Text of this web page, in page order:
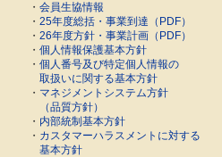
・ 会員生協情報
・ 25年度総括・事業到達（PDF）
・ 26年度方針・事業計画（PDF）
・ 個人情報保護基本方針
・ 個人番号及び特定個人情報の
取扱いに関する基本方針
・ マネジメントシステム方針
（品質方針）
・ 内部統制基本方針
・ カスタマーハラスメントに対する
基本方針